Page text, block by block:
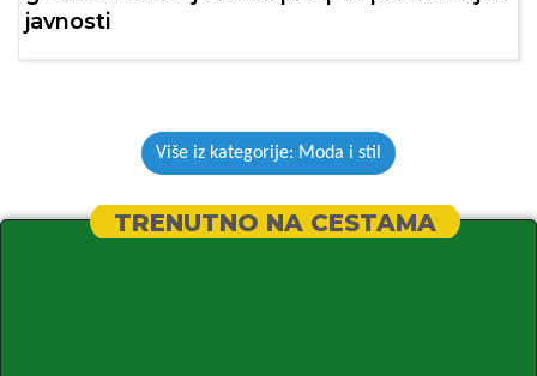
javnosti
Više iz kategorije: Moda i stil
TRENUTNO NA CESTAMA